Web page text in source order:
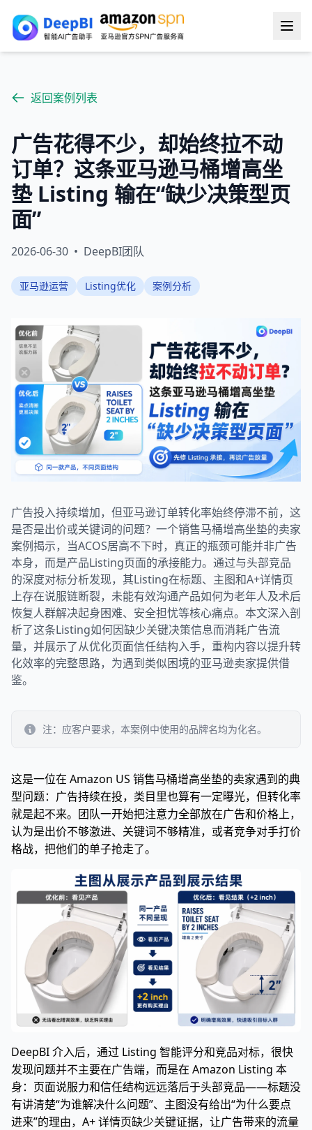
返回案例列表
广告花得不少，却始终拉不动
订单？这条亚马逊马桶增高坐
垫 Listing 输在“缺少决策型页
面”
2026-06-30 • DeepBI团队
亚马逊运营 Listing优化 案例分析
广告投入持续增加，但亚马逊订单转化率始终停滞不前，这
是否是出价或关键词的问题？一个销售马桶增高坐垫的卖家
案例揭示，当ACOS居高不下时，真正的瓶颈可能并非广告
本身，而是产品Listing页面的承接能力。通过与头部竞品
的深度对标分析发现，其Listing在标题、主图和A+详情页
上存在说服链断裂，未能有效沟通产品如何为老年人及术后
恢复人群解决起身困难、安全担忧等核心痛点。本文深入剖
析了这条Listing如何因缺少关键决策信息而消耗广告流
量，并展示了从优化页面信任结构入手，重构内容以提升转
化效率的完整思路，为遇到类似困境的亚马逊卖家提供借
鉴。
注：应客户要求，本案例中使用的品牌名均为化名。
这是一位在 Amazon US 销售马桶增高坐垫的卖家遇到的典
型问题：广告持续在投，类目里也算有一定曝光，但转化率
就是起不来。团队一开始把注意力全部放在广告和价格上，
认为是出价不够激进、关键词不够精准，或者竞争对手打价
格战，把他们的单子抢走了。
DeepBI 介入后，通过 Listing 智能评分和竞品对标，很快
发现问题并不主要在广告端，而是在 Amazon Listing 本
身：页面说服力和信任结构远远落后于头部竞品——标题没
有讲清楚“为谁解决什么问题”、主图没有给出“为什么要点
进来”的理由，A+ 详情页缺少关键证据，让广告带来的流量